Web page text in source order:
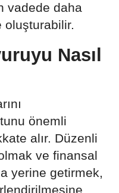
vadede daha
oluşturabilir.
Nasıl
önemli
alır. Düzenli
ve finansal
yerine getirmek,